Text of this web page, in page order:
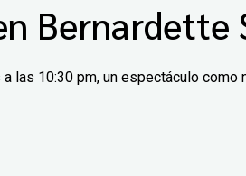
Bernardette
las 10:30 pm, un espectáculo como